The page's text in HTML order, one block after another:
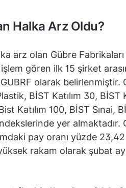
Halka Arz Oldu?
arz olan Gübre
gören ilk 15 şirket
olarak belirlenmiştir.
BİST Katılım 30, BİST
Katılım 100, BİST Sınai,
yer almaktadır.
pay oranı yüzde
rakam olarak şubat